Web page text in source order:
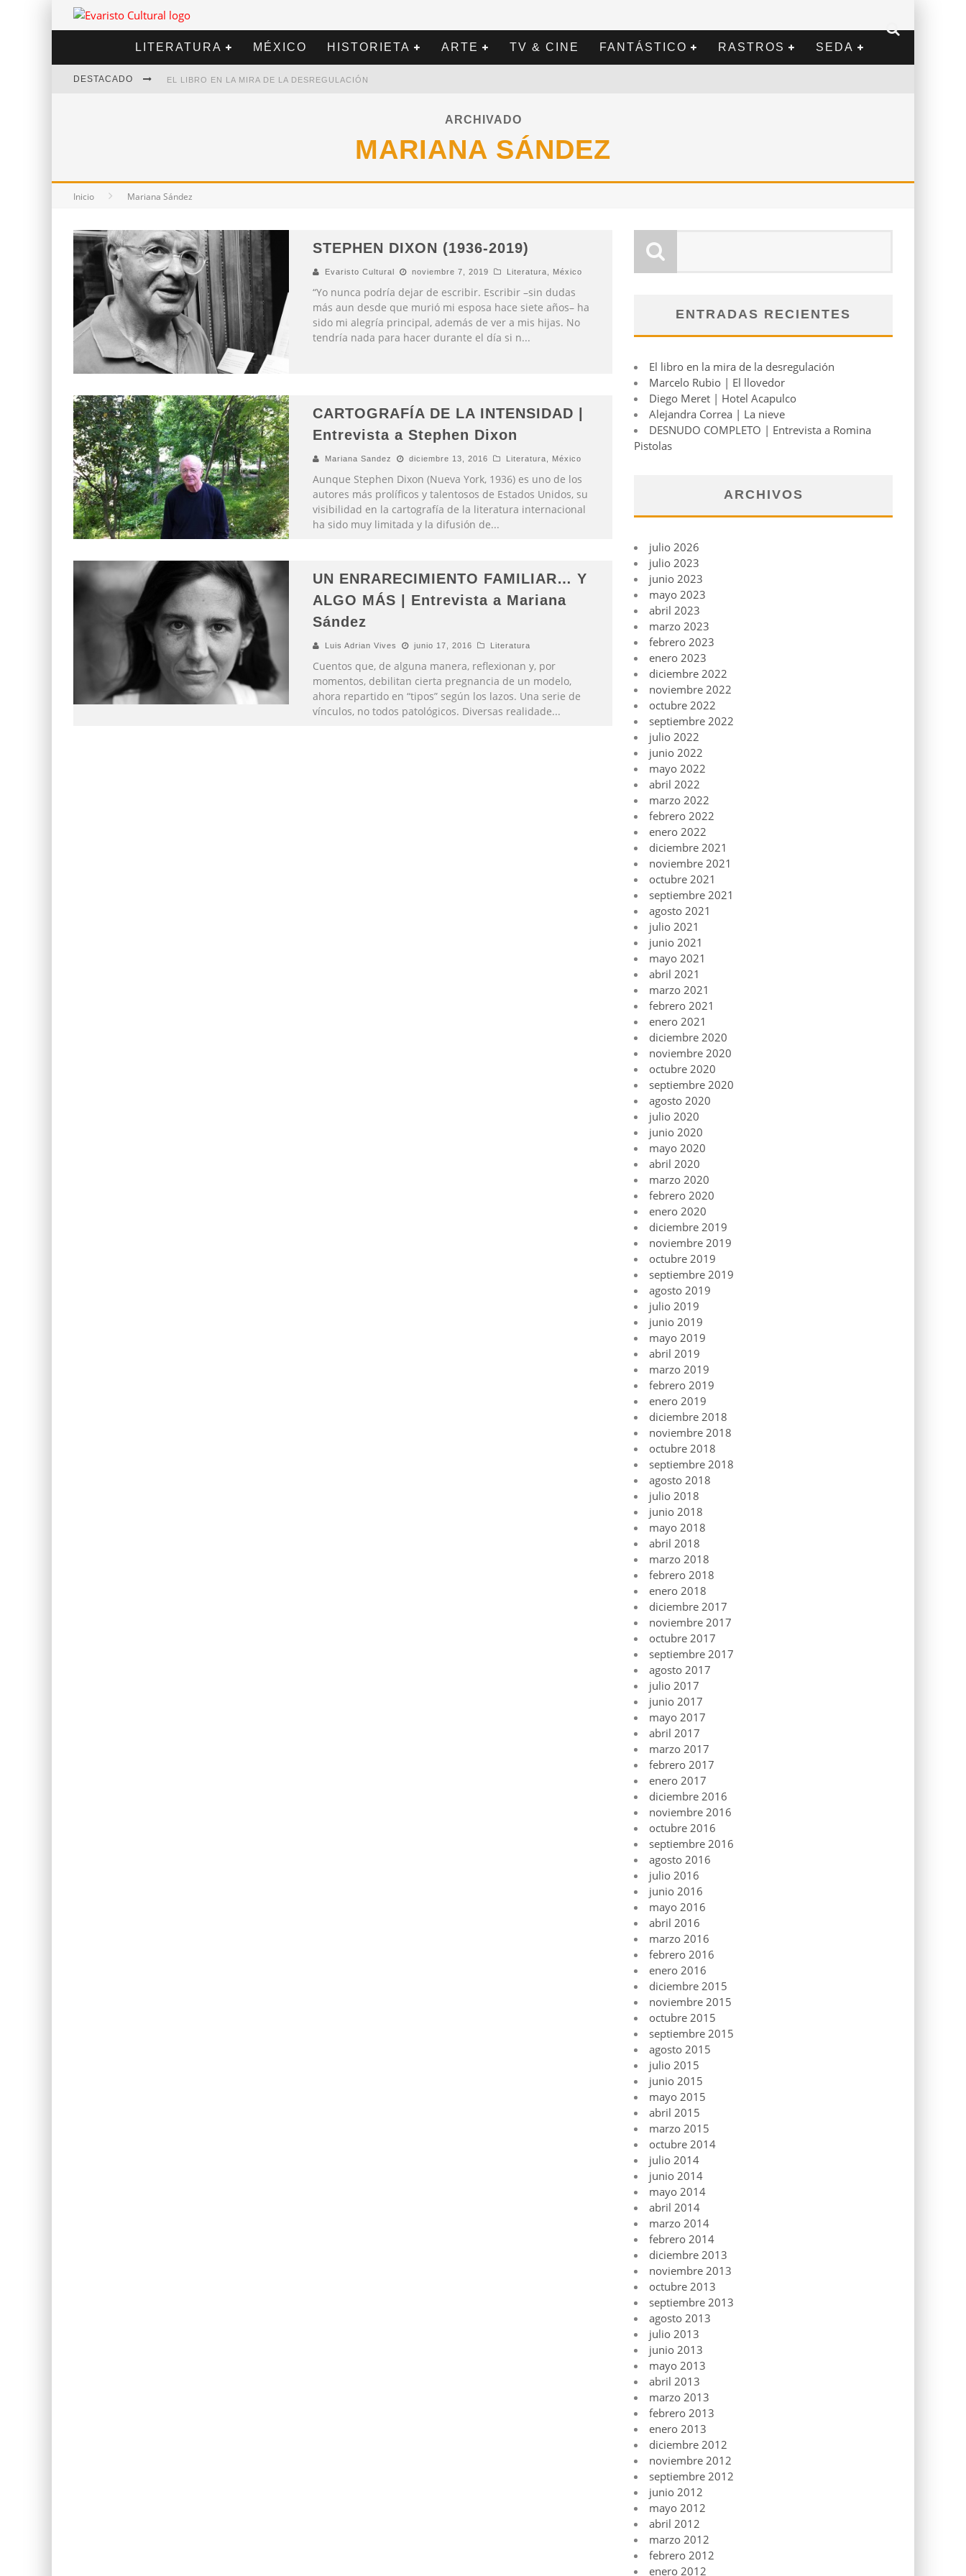
LITERATURA MÉXICO HISTORIETA ARTE TV & CINE FANTÁSTICO RASTROS SEDA
DESTACADO EL LIBRO EN LA MIRA DE LA DESREGULACIÓN
ARCHIVADO
MARIANA SÁNDEZ
Inicio Mariana Sández
STEPHEN DIXON (1936-2019)
Evaristo Cultural noviembre 7, 2019 Literatura México
“Yo nunca podría dejar de escribir. Escribir –sin dudas
más aun desde que murió mi esposa hace siete años– ha
sido mi alegría principal, además de ver a mis hijas. No
tendría nada para hacer durante el día si n...
CARTOGRAFÍA DE LA INTENSIDAD |
Entrevista a Stephen Dixon
Mariana Sandez diciembre 13, 2016 Literatura México
Aunque Stephen Dixon (Nueva York, 1936) es uno de los
autores más prolíficos y talentosos de Estados Unidos, su
visibilidad en la cartografía de la literatura internacional
ha sido muy limitada y la difusión de...
UN ENRARECIMIENTO FAMILIAR… Y
ALGO MÁS | Entrevista a Mariana
Sández
Luis Adrian Vives junio 17, 2016 Literatura
Cuentos que, de alguna manera, reflexionan y, por
momentos, debilitan cierta pregnancia de un modelo,
ahora repartido en “tipos” según los lazos. Una serie de
vínculos, no todos patológicos. Diversas realidade...
ENTRADAS RECIENTES
El libro en la mira de la desregulación
Marcelo Rubio | El llovedor
Diego Meret | Hotel Acapulco
Alejandra Correa | La nieve
DESNUDO COMPLETO | Entrevista a Romina
Pistolas
ARCHIVOS
julio 2026
julio 2023
junio 2023
mayo 2023
abril 2023
marzo 2023
febrero 2023
enero 2023
diciembre 2022
noviembre 2022
octubre 2022
septiembre 2022
julio 2022
junio 2022
mayo 2022
abril 2022
marzo 2022
febrero 2022
enero 2022
diciembre 2021
noviembre 2021
octubre 2021
septiembre 2021
agosto 2021
julio 2021
junio 2021
mayo 2021
abril 2021
marzo 2021
febrero 2021
enero 2021
diciembre 2020
noviembre 2020
octubre 2020
septiembre 2020
agosto 2020
julio 2020
junio 2020
mayo 2020
abril 2020
marzo 2020
febrero 2020
enero 2020
diciembre 2019
noviembre 2019
octubre 2019
septiembre 2019
agosto 2019
julio 2019
junio 2019
mayo 2019
abril 2019
marzo 2019
febrero 2019
enero 2019
diciembre 2018
noviembre 2018
octubre 2018
septiembre 2018
agosto 2018
julio 2018
junio 2018
mayo 2018
abril 2018
marzo 2018
febrero 2018
enero 2018
diciembre 2017
noviembre 2017
octubre 2017
septiembre 2017
agosto 2017
julio 2017
junio 2017
mayo 2017
abril 2017
marzo 2017
febrero 2017
enero 2017
diciembre 2016
noviembre 2016
octubre 2016
septiembre 2016
agosto 2016
julio 2016
junio 2016
mayo 2016
abril 2016
marzo 2016
febrero 2016
enero 2016
diciembre 2015
noviembre 2015
octubre 2015
septiembre 2015
agosto 2015
julio 2015
junio 2015
mayo 2015
abril 2015
marzo 2015
octubre 2014
julio 2014
junio 2014
mayo 2014
abril 2014
marzo 2014
febrero 2014
diciembre 2013
noviembre 2013
octubre 2013
septiembre 2013
agosto 2013
julio 2013
junio 2013
mayo 2013
abril 2013
marzo 2013
febrero 2013
enero 2013
diciembre 2012
noviembre 2012
septiembre 2012
junio 2012
mayo 2012
abril 2012
marzo 2012
febrero 2012
enero 2012